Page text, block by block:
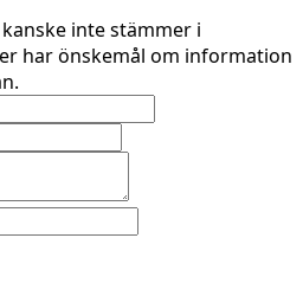
inte stämmer i
har önskemål om information